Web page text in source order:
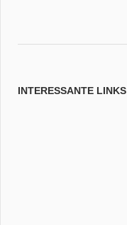
INTERESSANTE LINKS